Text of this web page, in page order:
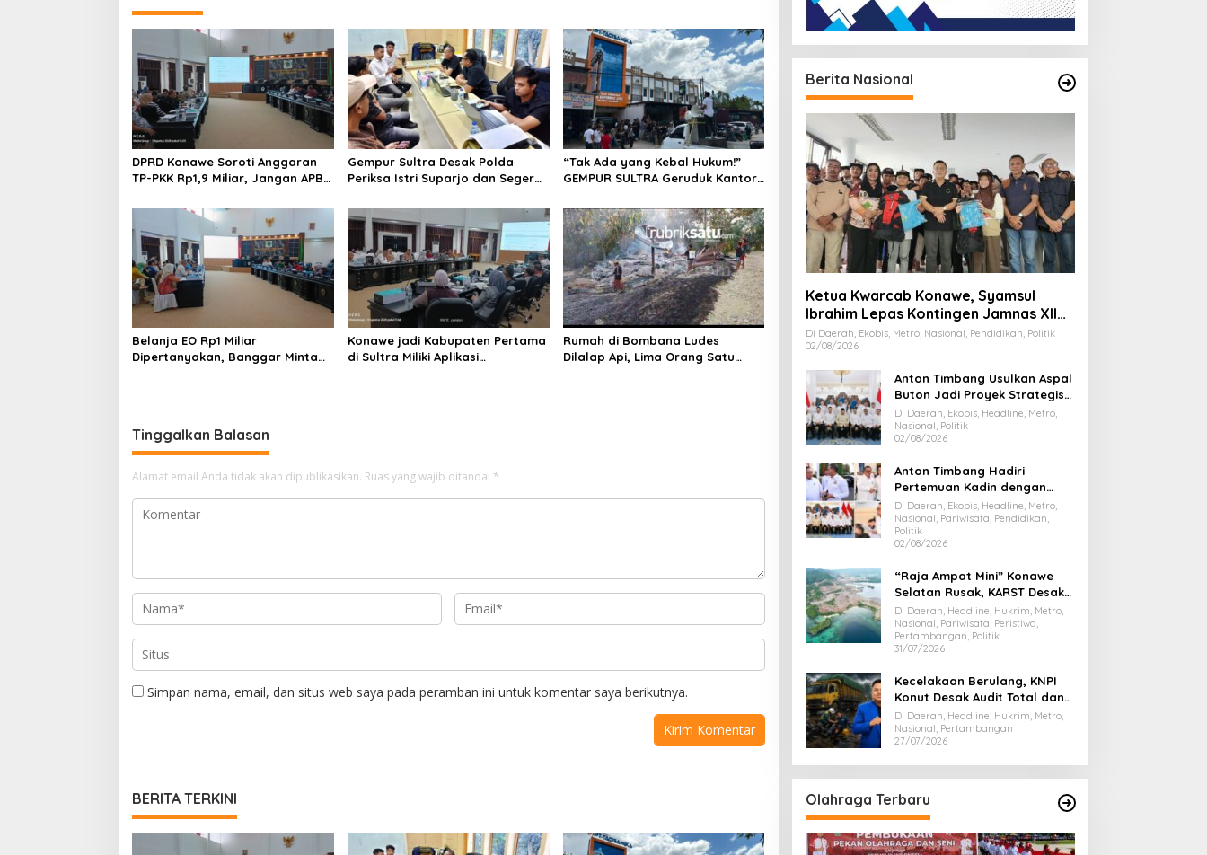
DPRD Konawe Soroti Anggaran
TP-PKK Rp1,9 Miliar, Jangan APBD
Gempur Sultra Desak Polda
Periksa Istri Suparjo dan Segera
Ilegal
“Tak Ada yang Kebal Hukum!”
GEMPUR SULTRA Geruduk Kantor
Tadisangka, Siap Kuasai Lahan
Puuwatu
Belanja EO Rp1 Miliar
Dipertanyakan, Banggar Minta
Konawe jadi Kabupaten Pertama
di Sultra Miliki Aplikasi
Rumah di Bombana Ludes
Dilalap Api, Lima Orang Satu
Tinggalkan Balasan
Alamat email Anda tidak akan dipublikasikan. Ruas yang wajib ditandai *
Simpan nama, email, dan situs web saya pada peramban ini untuk komentar saya berikutnya.
BERITA TERKINI
Berita Nasional
Ketua Kwarcab Konawe, Syamsul
Ibrahim Lepas Kontingen Jamnas XII
2026
Di Daerah, Ekobis, Metro, Nasional, Pendidikan, Politik
02/08/2026
Anton Timbang Usulkan Aspal
Buton Jadi Proyek Strategis
Nasional
Di Daerah, Ekobis, Headline, Metro,
Nasional, Politik
02/08/2026
Anton Timbang Hadiri
Pertemuan Kadin dengan
Presiden Prabowo, Bawa Misi
Majukan Ekonomi Sultra
Di Daerah, Ekobis, Headline, Metro,
Nasional, Pariwisata, Pendidikan,
Politik
02/08/2026
“Raja Ampat Mini” Konawe
Selatan Rusak, KARST Desak
Gubernur Evaluasi Total
Dispar Sultra
Di Daerah, Headline, Hukrim, Metro,
Nasional, Pariwisata, Peristiwa,
Pertambangan, Politik
31/07/2026
Kecelakaan Berulang, KNPI
Konut Desak Audit Total dan
Hentikan Hauling PT SPL
Di Daerah, Headline, Hukrim, Metro,
Nasional, Pertambangan
27/07/2026
Olahraga Terbaru